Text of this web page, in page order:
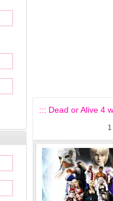
::: Dead or Alive 4
1